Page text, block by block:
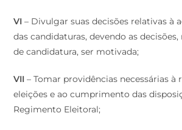
VI – Divulgar suas decisões relativas à
das candidaturas, devendo as decisões,
de candidatura, ser motivada;
VII – Tomar providências necessárias à
eleições e ao cumprimento das
Regimento Eleitoral;